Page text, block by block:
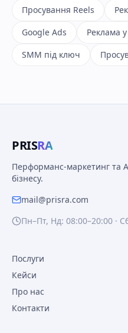
Просування Reels
Google Ads
Реклама
SMM під ключ
PRISRA
Перформанс-маркетинг та
бізнесу.
mail@prisra.com
Пн–Пт, Нд: 08:00–20:00 ·
Послуги
Кейси
Про нас
Контакти